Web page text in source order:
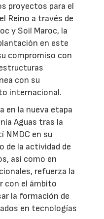
proyectos para el
Reino a través de
y Soil Maroc, la
en este
compromiso con
con su
internacional.
en la nueva etapa
Aguas tras la
NMDC en su
de la actividad de
así como en
refuerza la
con el ámbito
la formación de
en tecnologías